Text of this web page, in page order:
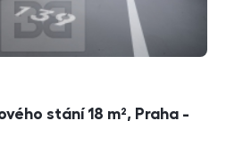
stání 18 m², Praha -